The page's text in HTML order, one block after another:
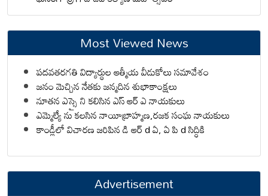
Most Viewed News
పదవతరగతి విద్యార్థుల ఆత్మీయ వీడుకోలు సమావేశం
జనం మెచ్చిన నేతకు జన్మదిన శుభాకాంక్షలు
నూతన ఎస్సై ని కలిసిన ఎస్ ఆర్ ఎ నాయకులు
ఎమ్మెల్యే ను కలసిన నాయీబ్రాహ్మణ,రజక సంఘ నాయకులు
కాండ్లీలో విచారణ జరిపిన డి ఆర్ d ఏ, ఏ పి d సిద్ధికి
Advertisement